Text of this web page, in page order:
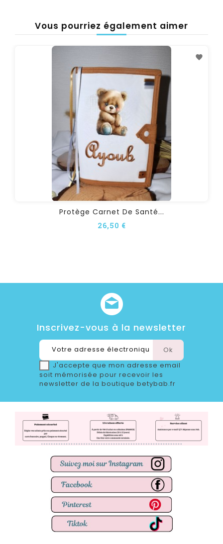
Vous pourriez également aimer
Protège Carnet De Santé...
26,50 €
Inscrivez-vous à la newsletter
J'accepte que mon adresse email
soit mémorisée pour recevoir les
newsletter de la boutique betybab.fr